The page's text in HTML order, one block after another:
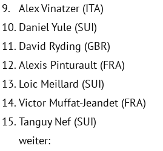
9.
Alex Vinatzer (ITA)
10. Daniel Yule (SUI)
11. David Ryding (GBR)
12. Alexis Pinturault (FRA)
13. Loic Meillard (SUI)
14. Victor Muffat-Jeandet (FRA)
15. Tanguy Nef (SUI)
weiter: